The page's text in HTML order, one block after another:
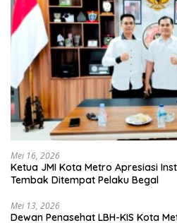
Mei 16, 2026
Ketua JMI Kota Metro Apresiasi
Tembak Ditempat Pelaku Begal
Mei 13, 2026
Dewan Penasehat LBH-KIS Kota